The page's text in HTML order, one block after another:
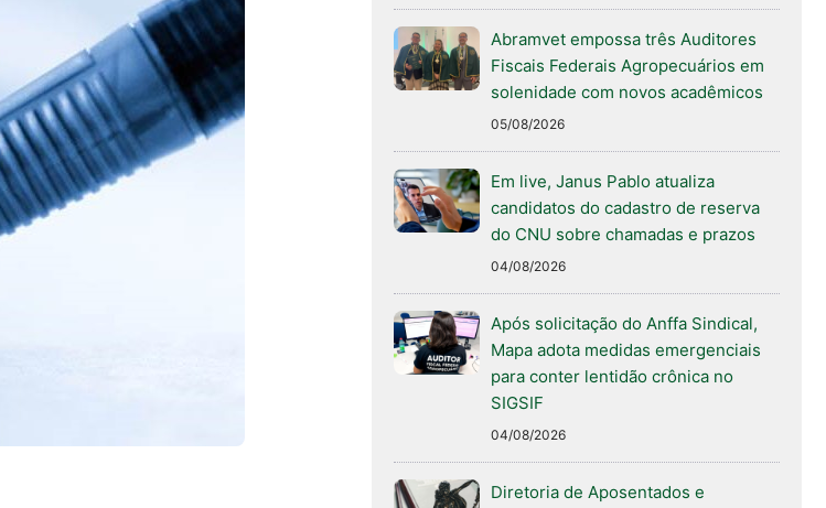
Abramvet empossa três Auditores
Fiscais Federais Agropecuários em
solenidade com novos acadêmicos
05/08/2026
Em live, Janus Pablo atualiza
candidatos do cadastro de reserva
do CNU sobre chamadas e prazos
04/08/2026
Após solicitação do Anffa Sindical,
Mapa adota medidas emergenciais
para conter lentidão crônica no
SIGSIF
04/08/2026
Diretoria de Aposentados e